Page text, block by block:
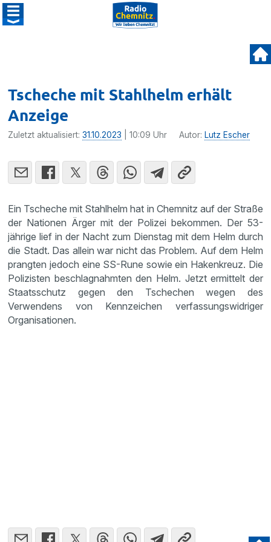
Tscheche mit Stahlhelm erhält
Anzeige
Zuletzt aktualisiert:31.10.2023 | 10:09 Uhr Autor: Lutz Escher
Ein Tscheche mit Stahlhelm hat in Chemnitz auf der Straße
der Nationen Ärger mit der Polizei bekommen. Der 53-
jährige lief in der Nacht zum Dienstag mit dem Helm durch
die Stadt. Das allein war nicht das Problem. Auf dem Helm
prangten jedoch eine SS-Rune sowie ein Hakenkreuz. Die
Polizisten beschlagnahmten den Helm. Jetzt ermittelt der
Staatsschutz gegen den Tschechen wegen des
Verwendens von Kennzeichen verfassungswidriger
Organisationen.